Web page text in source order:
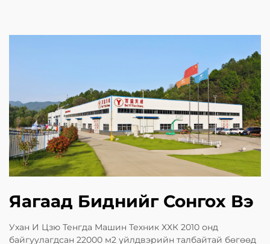
Яагаад Биднийг Сонгох Вэ
Ухан И Цзю Тенгда Машин Техник ХХК 2010 онд
байгуулагдсан 22000 м2 үйлдвэрийн талбайтай бөгөөд